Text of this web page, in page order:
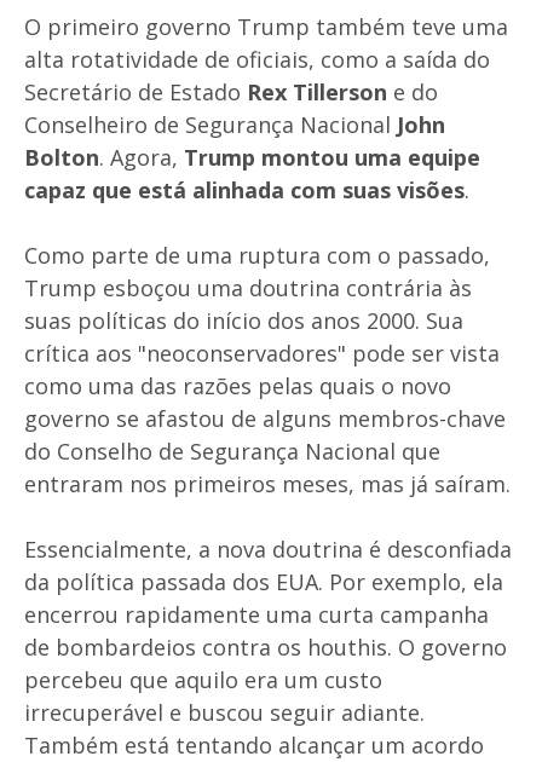
O primeiro governo Trump também teve uma
alta rotatividade de oficiais, como a saída do
Secretário de Estado Rex Tillerson e do
Conselheiro de Segurança Nacional John
Bolton. Agora, Trump montou uma equipe
capaz que está alinhada com suas visões.
Como parte de uma ruptura com o passado,
Trump esboçou uma doutrina contrária às
suas políticas do início dos anos 2000. Sua
crítica aos "neoconservadores" pode ser vista
como uma das razões pelas quais o novo
governo se afastou de alguns membros-chave
do Conselho de Segurança Nacional que
entraram nos primeiros meses, mas já saíram.
Essencialmente, a nova doutrina é desconfiada
da política passada dos EUA. Por exemplo, ela
encerrou rapidamente uma curta campanha
de bombardeios contra os houthis. O governo
percebeu que aquilo era um custo
irrecuperável e buscou seguir adiante.
Também está tentando alcançar um acordo